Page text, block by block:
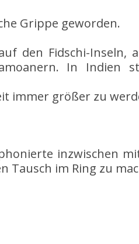
Grippe geworden.
den Fidschi-Inseln,
In Indien
immer größer zu
inzwischen
Tausch im Ring zu